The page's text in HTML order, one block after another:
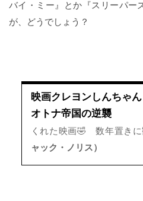
バイ・ミー』とか『スリーパー
が、どうでしょう？
当時5歳だった自分に「昭
くれた映画🤣 数年置き
ャック・ノリス）
映画クレヨンしんちゃ
オトナ帝国の逆襲